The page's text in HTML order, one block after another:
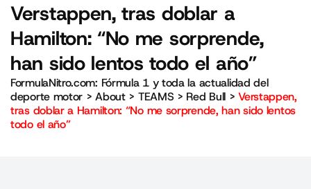
Verstappen, tras doblar a
Hamilton: “No me sorprende,
han sido lentos todo el año”
FormulaNitro.com: Fórmula 1 y toda la actualidad del
deporte motor >About> TEAMS > Red Bull >Verstappen,
tras doblar a Hamilton: “No me sorprende, han sido lentos
todo el año”